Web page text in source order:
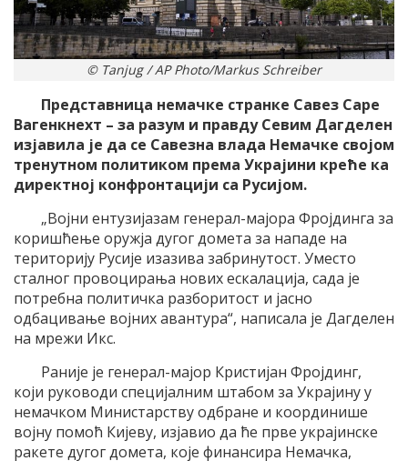
© Tanjug / AP Photo/Markus Schreiber
Представница немачке странке Савез Саре
Вагенкнехт – за разум и правду Севим Дагделен
изјавила је да се Савезна влада Немачке својом
тренутном политиком према Украјини креће ка
директној конфронтацији са Русијом.
„Војни ентузијазам генерал-мајора Фројдинга за
коришћење оружја дугог домета за нападе на
територију Русије изазива забринутост. Уместо
сталног провоцирања нових ескалација, сада је
потребна политичка разборитост и јасно
одбацивање војних авантура“, написала је Дагделен
на мрежи Икс.
Раније је генерал-мајор Кристијан Фројдинг,
који руководи специјалним штабом за Украјину у
немачком Министарству одбране и координише
војну помоћ Кијеву, изјавио да ће прве украјинске
ракете дугог домета, које финансира Немачка,